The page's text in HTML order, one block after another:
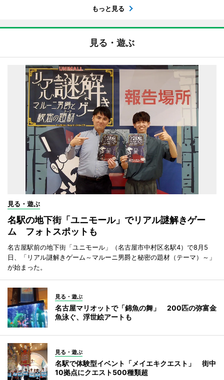
もっと見る
見る・遊ぶ
見る・遊ぶ
名駅の地下街「ユニモール」でリアル謎解きゲー
ム フォトスポットも
名古屋駅前の地下街「ユニモール」（名古屋市中村区名駅4）で8月5
日、「リアル謎解きゲーム～マルーニ男爵と秘密の題材（テーマ）～」
が始まった。
見る・遊ぶ
名古屋マリオットで「錦魚の舞」 200匹の弥富金
魚泳ぐ、浮世絵アートも
見る・遊ぶ
名駅で体験型イベント「メイエキクエスト」 街中
10拠点にクエスト500種類超